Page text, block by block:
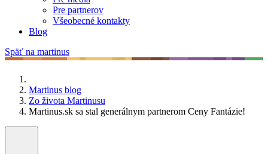
Pre partnerov
Všeobecné kontakty
Blog
Späť na martinus
Martinus blog
Zo života Martinusu
Martinus.sk sa stal generálnym partnerom Ceny Fantázie!